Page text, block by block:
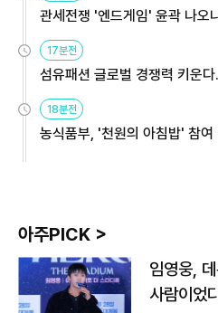
관세전쟁 '엔드게임' 윤곽 나오
용해야
17분전
섬유패션 글로벌 경쟁력 키운
원
18분전
농식품부, '천원의 아침밥' 참
아주PICK >
임영웅,
사람이었